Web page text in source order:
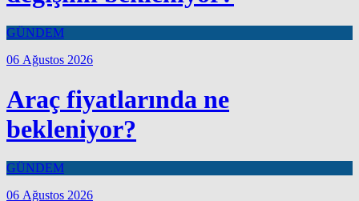
GÜNDEM
06 Ağustos 2026
Araç fiyatlarında ne
bekleniyor?
GÜNDEM
06 Ağustos 2026